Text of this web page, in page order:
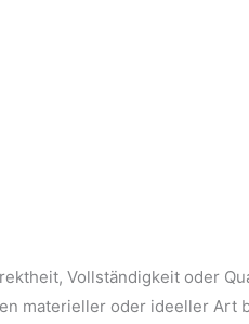
Vollständigkeit oder
materieller oder ideeller